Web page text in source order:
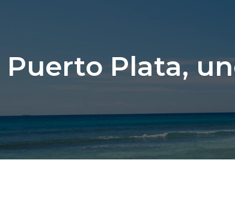
Puerto Plata,